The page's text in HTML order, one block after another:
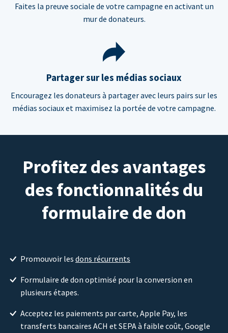
Faites la preuve sociale de votre campagne en activant un
mur de donateurs.
Partager sur les médias sociaux
Encouragez les donateurs à partager avec leurs pairs sur les
médias sociaux et maximisez la portée de votre campagne.
Profitez des avantages
des fonctionnalités du
formulaire de don
Promouvoir les dons récurrents
Formulaire de don optimisé pour la conversion en
plusieurs étapes.
Acceptez les paiements par carte, Apple Pay, les
transferts bancaires ACH et SEPA à faible coût, Google